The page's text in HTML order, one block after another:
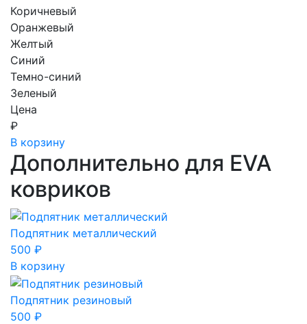
Коричневый
Оранжевый
Желтый
Синий
Темно-синий
Зеленый
Цена
₽
В корзину
Дополнительно для EVA
ковриков
Подпятник металлический
500 ₽
В корзину
Подпятник резиновый
500 ₽